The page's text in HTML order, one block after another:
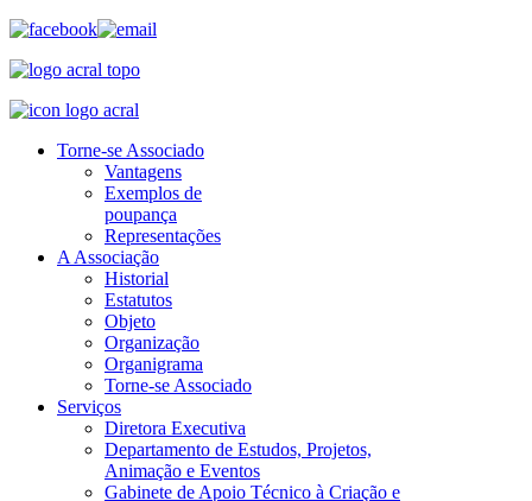
Torne-se Associado
Vantagens
Exemplos de
poupança
Representações
A Associação
Historial
Estatutos
Objeto
Organização
Organigrama
Torne-se Associado
Serviços
Diretora Executiva
Departamento de Estudos, Projetos,
Animação e Eventos
Gabinete de Apoio Técnico à Criação e